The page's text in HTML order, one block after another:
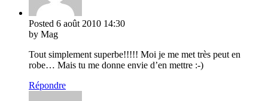
Posted 6 août 2010 14:30
by Mag
Tout simplement superbe!!!!! Moi je me met très peut en
robe… Mais tu me donne envie d’en mettre :-)
Répondre